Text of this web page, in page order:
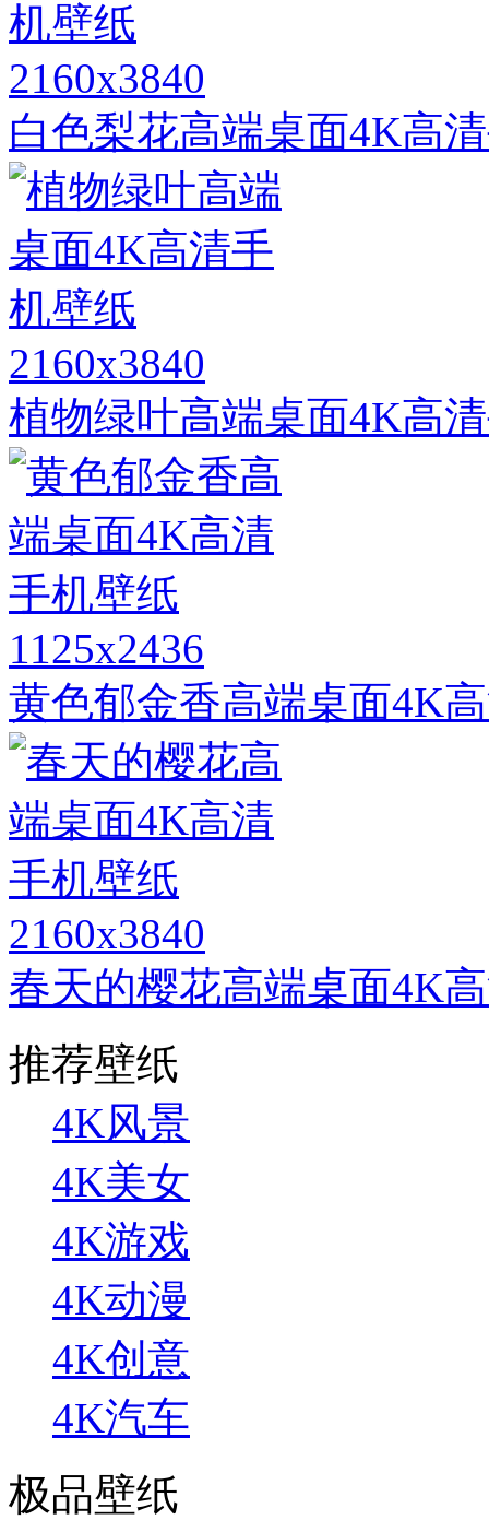
2160x3840
白色梨花高端桌面4K高
2160x3840
植物绿叶高端桌面4K高
1125x2436
黄色郁金香高端桌面4K
2160x3840
春天的樱花高端桌面4K
推荐壁纸
4K风景
4K美女
4K游戏
4K动漫
4K创意
4K汽车
极品壁纸